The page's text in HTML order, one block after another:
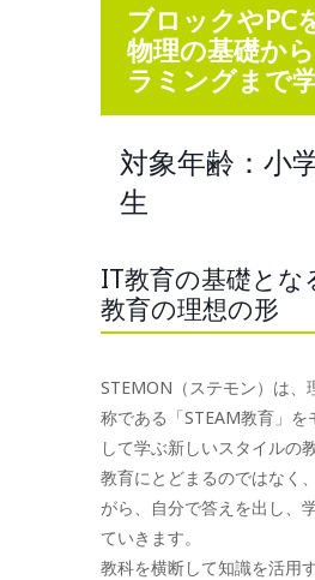
ブロックやPC
物理の基礎か
ラミングまで
対象年齢：小
生
IT教育の基礎とな
教育の理想の形
STEMON（ステモン）は、
称である「STEAM教育」を
して学ぶ新しいスタイルの
教育にとどまるのではなく
がら、自分で答えを出し、
ていきます。
教科を横断して知識を活用